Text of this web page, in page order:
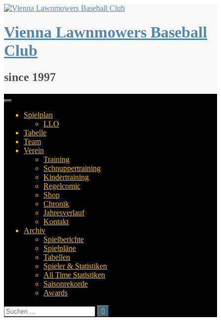
Springe
Inhalt
Vienna Lawnmowers Baseball
Club
since 1997
Spielplan
LLO
Tabelle
Team
Verein
Training
Schnuppertraining
Kindertraining
Regelcomic
Shop
Chronik
Jahresverlauf
Kontakt
Archiv
Spielberichte
Spielpläne
Tabellen
Spieler & Statistiken
All Time Statistiken
Saisonrekorde
Awards
Suchen
nach: